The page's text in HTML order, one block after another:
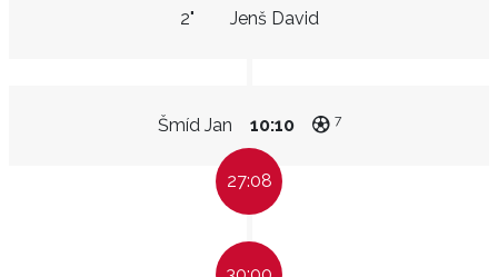
Jenš David
2"
Šmíd Jan 10:10 7
27:08